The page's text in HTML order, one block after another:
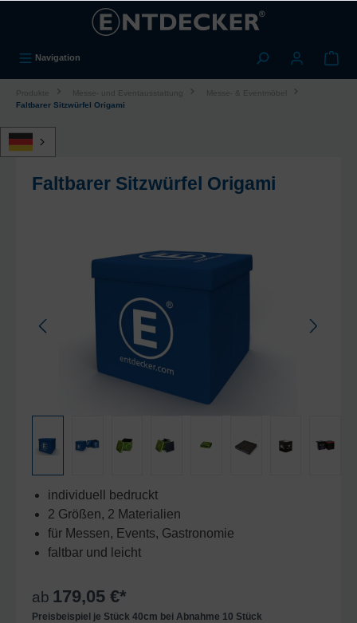
Navigation
Produkte Messe- und Eventausstattung
Messe- & Eventmöbel
Faltbarer Sitzwürfel Origami
Faltbarer Sitzwürfel Origami
individuell bedruckt
2 Größen, 2 Materialien
für Messen, Events, Gastronomie
faltbar und leicht
ab 179,05 €*
Preisbeispiel je Stück 40cm bei Abnahme 10 Stück